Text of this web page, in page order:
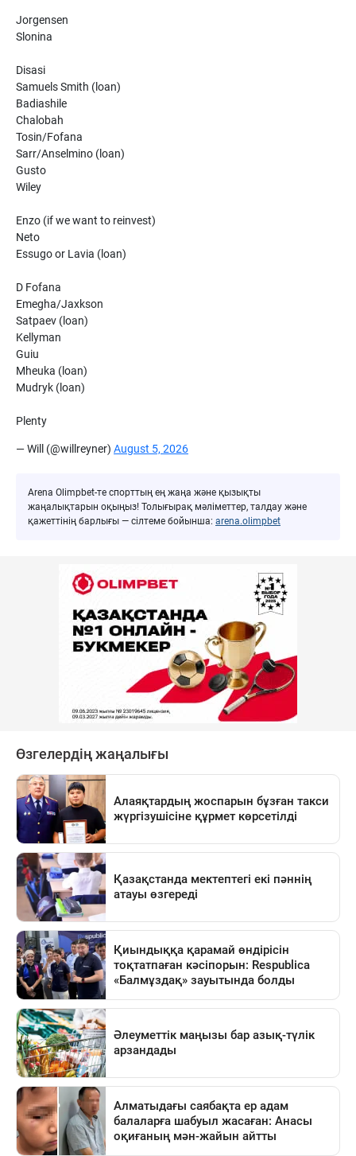
Jorgensen
Slonina
Disasi
Samuels Smith (loan)
Badiashile
Chalobah
Tosin/Fofana
Sarr/Anselmino (loan)
Gusto
Wiley
Enzo (if we want to reinvest)
Neto
Essugo or Lavia (loan)
D Fofana
Emegha/Jaxkson
Satpaev (loan)
Kellyman
Guiu
Mheuka (loan)
Mudryk (loan)
Plenty
— Will (@willreyner) August 5, 2026
Arena Olimpbet-те спорттың ең жаңа және қызықты
жаңалықтарын оқыңыз! Толығырақ мәліметтер, талдау және
қажеттінің барлығы — сілтеме бойынша: arena.olimpbet